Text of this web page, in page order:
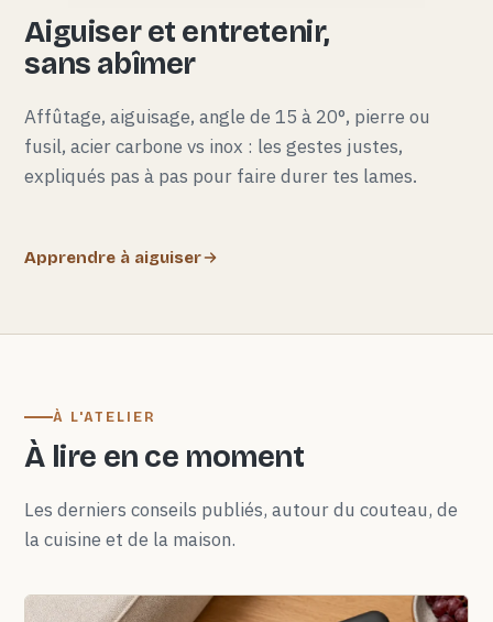
Aiguiser et entretenir,
sans abîmer
Affûtage, aiguisage, angle de 15 à 20°, pierre ou
fusil, acier carbone vs inox : les gestes justes,
expliqués pas à pas pour faire durer tes lames.
Apprendre à aiguiser
À L'ATELIER
À lire en ce moment
Les derniers conseils publiés, autour du couteau, de
la cuisine et de la maison.